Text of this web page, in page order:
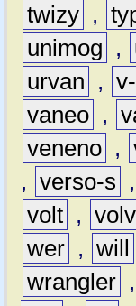
twizy ,
unimog
,
urvan
,
vaneo ,
veneno ,
, verso-s ,
volt ,
wer , will
wrangler ,